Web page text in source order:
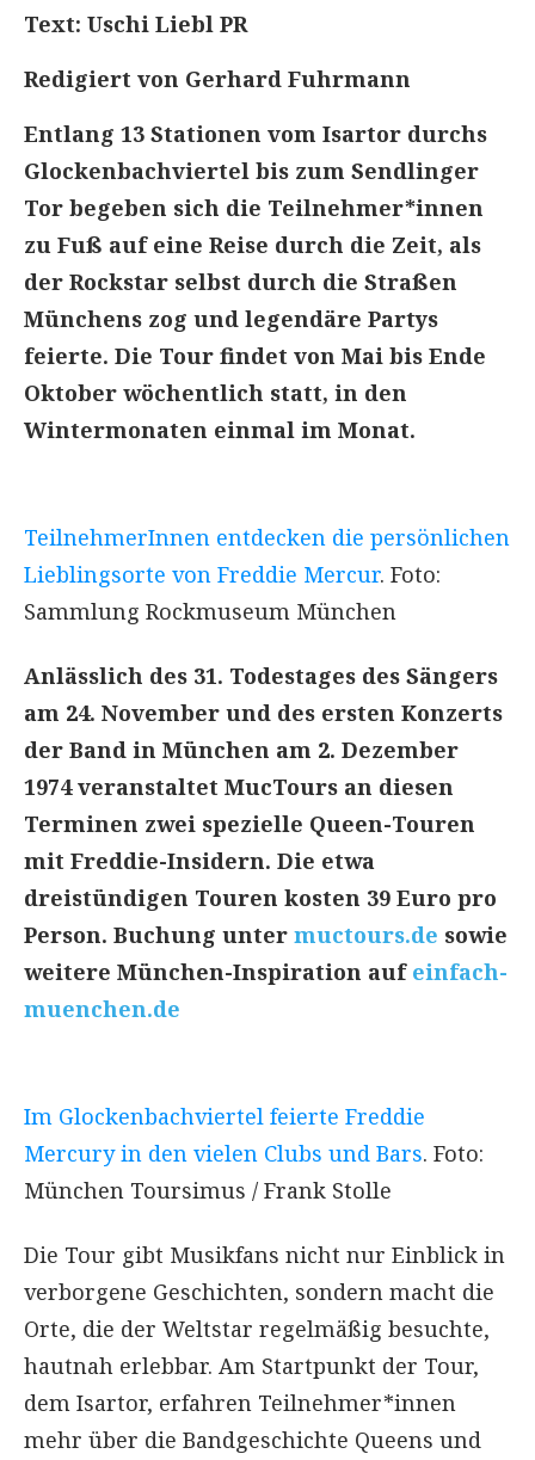
Text: Uschi Liebl PR
Redigiert von Gerhard Fuhrmann
Entlang 13 Stationen vom Isartor durchs
Glockenbachviertel bis zum Sendlinger
Tor begeben sich die Teilnehmer*innen
zu Fuß auf eine Reise durch die Zeit, als
der Rockstar selbst durch die Straßen
Münchens zog und legendäre Partys
feierte. Die Tour findet von Mai bis Ende
Oktober wöchentlich statt, in den
Wintermonaten einmal im Monat.
TeilnehmerInnen entdecken die persönlichen
Lieblingsorte von Freddie Mercur. Foto:
Sammlung Rockmuseum München
Anlässlich des 31. Todestages des Sängers
am 24. November und des ersten Konzerts
der Band in München am 2. Dezember
1974 veranstaltet MucTours an diesen
Terminen zwei spezielle Queen-Touren
mit Freddie-Insidern. Die etwa
dreistündigen Touren kosten 39 Euro pro
Person. Buchung unter muctours.de sowie
weitere München-Inspiration auf einfach-
muenchen.de
Im Glockenbachviertel feierte Freddie
Mercury in den vielen Clubs und Bars. Foto:
München Toursimus / Frank Stolle
Die Tour gibt Musikfans nicht nur Einblick in
verborgene Geschichten, sondern macht die
Orte, die der Weltstar regelmäßig besuchte,
hautnah erlebbar. Am Startpunkt der Tour,
dem Isartor, erfahren Teilnehmer*innen
mehr über die Bandgeschichte Queens und